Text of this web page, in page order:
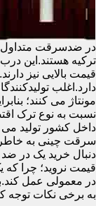
در ضدسرقت متداول
ترکیه هستند.این
قیمت بالایی نیز
دارد.اغلب
مونتاژ می کنند؛
نسبت به نوع ترک
داخل کشور تولید
سرقت چینی به خاطر
دنبال خرید یک در
قیمت نروید؛ چرا
در معمولی عمل
به برخی نکات توجه